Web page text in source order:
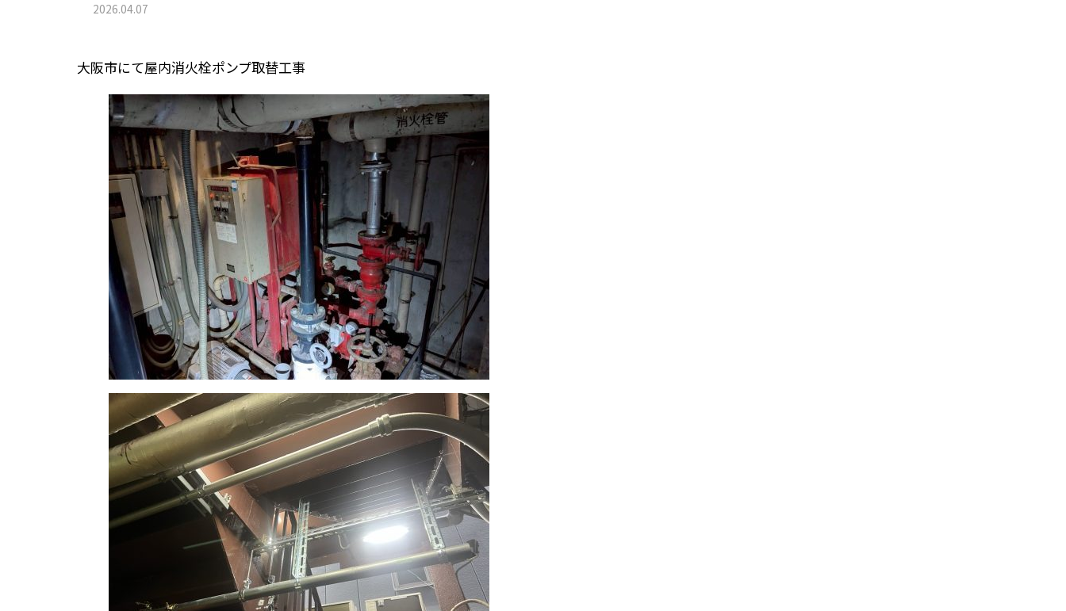
2026.04.07
大阪市にて屋内消火栓ポンプ取替工事